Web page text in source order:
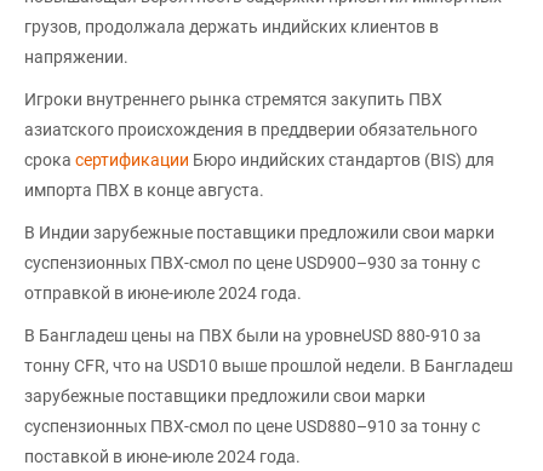
грузов, продолжала держать индийских клиентов в
напряжении.
Игроки внутреннего рынка стремятся закупить ПВХ
азиатского происхождения в преддверии обязательного
срока сертификации Бюро индийских стандартов (BIS) для
импорта ПВХ в конце августа.
В Индии зарубежные поставщики предложили свои марки
суспензионных ПВХ-смол по цене USD900–930 за тонну с
отправкой в июне-июле 2024 года.
В Бангладеш цены на ПВХ были на уровнеUSD 880-910 за
тонну CFR, что на USD10 выше прошлой недели. В Бангладеш
зарубежные поставщики предложили свои марки
суспензионных ПВХ-смол по цене USD880–910 за тонну с
поставкой в июне-июле 2024 года.